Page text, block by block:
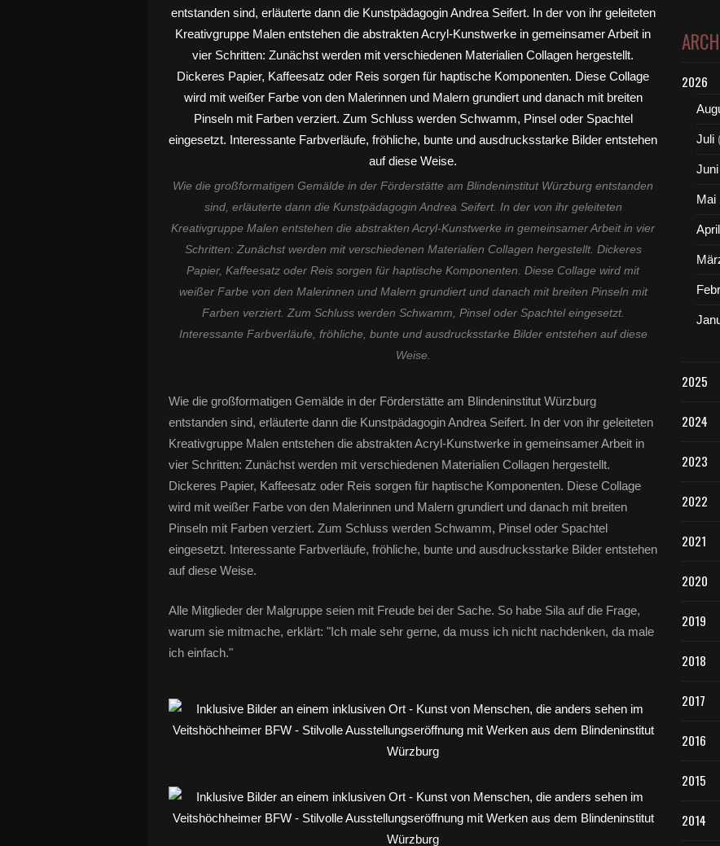
Wie die großformatigen Gemälde in der Förderstätte am Blindeninstitut Würzburg entstanden
sind, erläuterte dann die Kunstpädagogin Andrea Seifert. In der von ihr geleiteten
Kreativgruppe Malen entstehen die abstrakten Acryl-Kunstwerke in gemeinsamer Arbeit in vier
Schritten: Zunächst werden mit verschiedenen Materialien Collagen hergestellt. Dickeres
Papier, Kaffeesatz oder Reis sorgen für haptische Komponenten. Diese Collage wird mit
weißer Farbe von den Malerinnen und Malern grundiert und danach mit breiten Pinseln mit
Farben verziert. Zum Schluss werden Schwamm, Pinsel oder Spachtel eingesetzt.
Interessante Farbverläufe, fröhliche, bunte und ausdrucksstarke Bilder entstehen auf diese
Weise.
Wie die großformatigen Gemälde in der Förderstätte am Blindeninstitut Würzburg
entstanden sind, erläuterte dann die Kunstpädagogin Andrea Seifert. In der von ihr geleiteten
Kreativgruppe Malen entstehen die abstrakten Acryl-Kunstwerke in gemeinsamer Arbeit in
vier Schritten: Zunächst werden mit verschiedenen Materialien Collagen hergestellt.
Dickeres Papier, Kaffeesatz oder Reis sorgen für haptische Komponenten. Diese Collage
wird mit weißer Farbe von den Malerinnen und Malern grundiert und danach mit breiten
Pinseln mit Farben verziert. Zum Schluss werden Schwamm, Pinsel oder Spachtel
eingesetzt. Interessante Farbverläufe, fröhliche, bunte und ausdrucksstarke Bilder entstehen
auf diese Weise.
Alle Mitglieder der Malgruppe seien mit Freude bei der Sache. So habe Sila auf die Frage,
warum sie mitmache, erklärt: "Ich male sehr gerne, da muss ich nicht nachdenken, da male
ich einfach."
2026
Juli
Juni
Mai
April
2025
2024
2023
2022
2021
2020
2019
2018
2017
2016
2015
2014